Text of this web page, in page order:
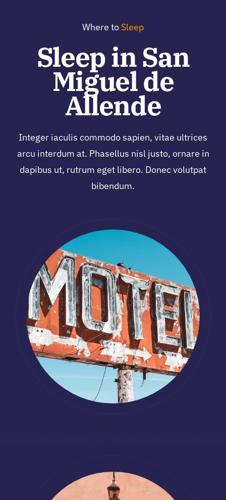
Where to Sleep
Sleep in San
Miguel de
Allende
Integer iaculis commodo sapien, vitae ultrices
arcu interdum at. Phasellus nisl justo, ornare in
dapibus ut, rutrum eget libero. Donec volutpat
bibendum.